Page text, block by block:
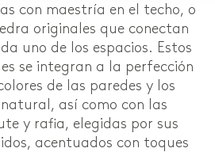
con maestría en el techo, o
originales que conectan
uno de los espacios. Estos
se integran a la perfección
de las paredes y los
así como con las
y rafia, elegidas por sus
acentuados con toques